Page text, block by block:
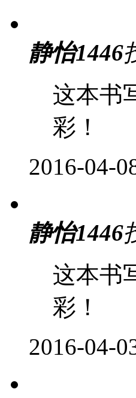
静怡1446
这本书
彩！
2016-04-
静怡1446
这本书
彩！
2016-04-